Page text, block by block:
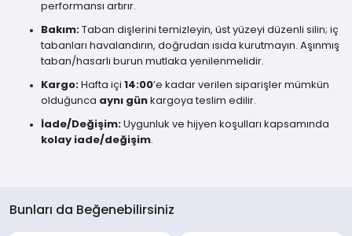
performansı artırır.
Bakım: Taban dişlerini temizleyin, üst yüzeyi düzenli silin; iç
tabanları havalandırın, doğrudan ısıda kurutmayın. Aşınmış
taban/hasarlı burun mutlaka yenilenmelidir.
Kargo: Hafta içi 14:00’e kadar verilen siparişler mümkün
olduğunca aynı gün kargoya teslim edilir.
İade/Değişim: Uygunluk ve hijyen koşulları kapsamında
kolay iade/değişim
Bunları da Beğenebilirsiniz